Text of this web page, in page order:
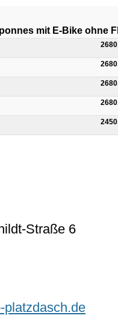
mit E-Bike ohne
Straße 6
platzdasch.de